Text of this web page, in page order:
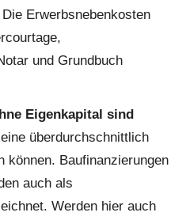
Erwerbsnebenkosten
und Grundbuch
Eigenkapital sind
überdurchschnittlich
können. Baufinanzierungen
auch als
Werden hier auch